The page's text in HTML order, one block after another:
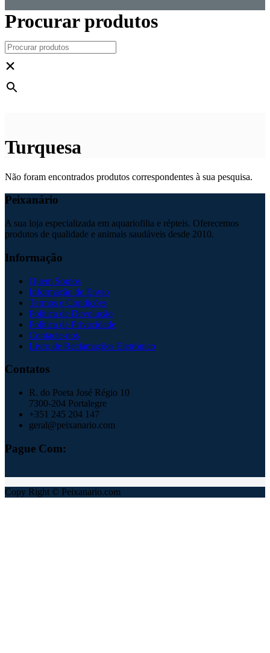
Procurar produtos
×
Turquesa
Não foram encontrados produtos correspondentes à sua pesquisa.
Peixanário
A sua loja especializada em aquariofilia e répteis. Oferecemos
produtos de qualidade e animais saudáveis desde 2010.
Informação
Quem Somos
Informação de Envio
Termos e Condições
Política de Devolução
Política de Privacidade
Contacte-nos
Livro de Reclamações Eletrónico
Contatos
R. do Poeta José Régio 10
7300-204 Portalegre
+351 245 204 147
geral@peixanario.com
Pague Com:
Copy Right © Peixanario.com